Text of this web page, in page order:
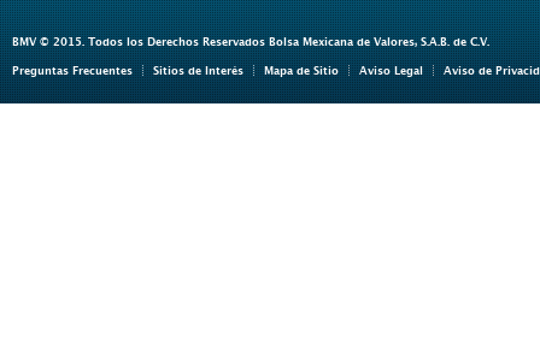
BMV © 2015. Todos los Derechos Reservados Bolsa Mexicana de Valores, S.A.B. de C.V.
Preguntas Frecuentes Sitios de Interés Mapa de Sitio Aviso Legal Aviso de